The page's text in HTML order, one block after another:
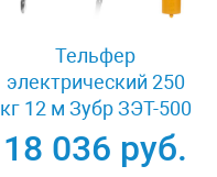
Тельфер
электрический 250
кг 12 м Зубр ЗЭТ-500
18 036 руб.